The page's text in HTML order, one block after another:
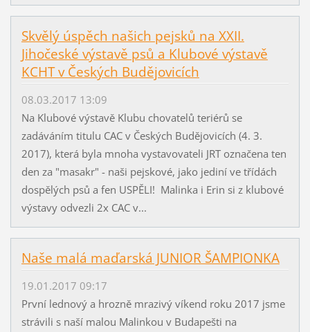
Skvělý úspěch našich pejsků na XXII.
Jihočeské výstavě psů a Klubové výstavě
KCHT v Českých Budějovicích
08.03.2017 13:09
Na Klubové výstavě Klubu chovatelů teriérů se
zadáváním titulu CAC v Českých Budějovicích (4. 3.
2017), která byla mnoha vystavovateli JRT označena ten
den za "masakr" - naši pejskové, jako jediní ve třídách
dospělých psů a fen USPĚLI! Malinka i Erin si z klubové
výstavy odvezli 2x CAC v...
Naše malá maďarská JUNIOR ŠAMPIONKA
19.01.2017 09:17
První lednový a hrozně mrazivý víkend roku 2017 jsme
strávili s naší malou Malinkou v Budapešti na